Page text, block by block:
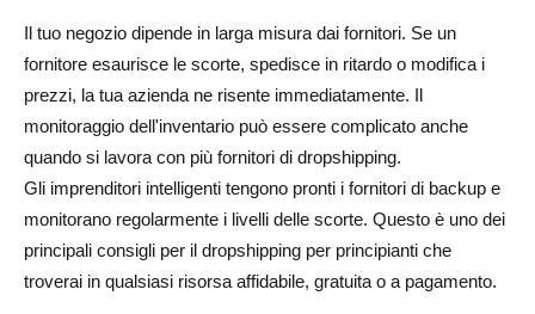
Il tuo negozio dipende in larga misura dai fornitori. Se un
fornitore esaurisce le scorte, spedisce in ritardo o modifica i
prezzi, la tua azienda ne risente immediatamente. Il
monitoraggio dell'inventario può essere complicato anche
quando si lavora con più fornitori di dropshipping.
Gli imprenditori intelligenti tengono pronti i fornitori di backup e
monitorano regolarmente i livelli delle scorte. Questo è uno dei
principali consigli per il dropshipping per principianti che
troverai in qualsiasi risorsa affidabile, gratuita o a pagamento.